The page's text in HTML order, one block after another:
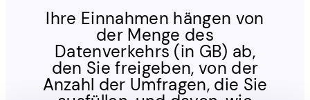
Ihre Einnahmen hängen von
der Menge des
Datenverkehrs (in GB) ab,
den Sie freigeben, von der
Anzahl der Umfragen, die Sie